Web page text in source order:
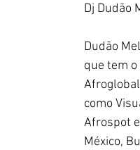
Dj Dudão
Dudão
que tem
como
Afrospot
México,